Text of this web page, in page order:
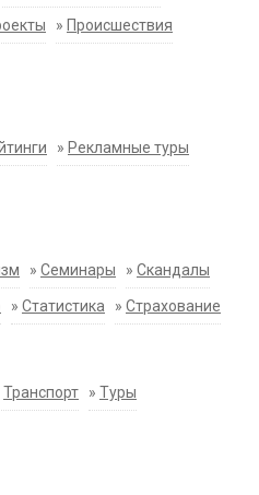
» Происшествия
» Рекламные туры
» Семинары » Скандалы
» Статистика » Страхование
Транспорт » Туры